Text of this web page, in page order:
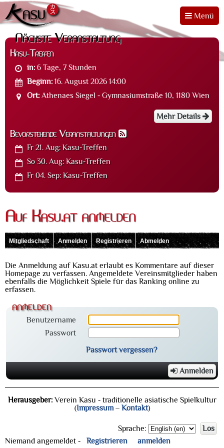
Menü
Nächste Veranstaltung
Kasu-Treffen
in: 6 Tage, 7 Stunden
Beginn: 16. August 2026 14:00
Ort: Athenaes Siegel - Gymnasiumstraße 10, 1180 Wien
Mehr Details
Bevorstehende Veranstaltungen
Fr 21. Aug:Kasu-Treffen
So 30. Aug:Kasu-Treffen
Fr 04. Sep:Kasu-Treffen
Auf Kasu.at anmelden
Mitgliedschaft Anmelden Registrieren Abmelden
Die Anmeldung auf Kasu.at erlaubt es Kommentare auf dieser
Homepage zu verfassen. Angemeldete Vereinsmitglieder haben
ebenfalls die Möglichkeit Spiele für das Ranking online zu
erfassen.
anmelden
Benutzername
Passwort
Passwort vergessen?
Anmelden
Herausgeber:Verein Kasu - traditionelle asiatische Spielkultur
(Impressum– Kontakt)
Sprache:
Los
Niemand angemeldet -
Registrieren anmelden